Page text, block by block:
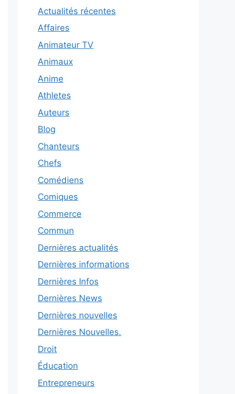
Actualités récentes
Affaires
Animateur TV
Animaux
Anime
Athletes
Auteurs
Blog
Chanteurs
Chefs
Comédiens
Comiques
Commerce
Commun
Dernières actualités
Dernières informations
Dernières Infos
Dernières News
Dernières nouvelles
Dernières Nouvelles.
Droit
Éducation
Entrepreneurs